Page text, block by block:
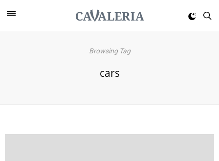
Browsing Tag
cars